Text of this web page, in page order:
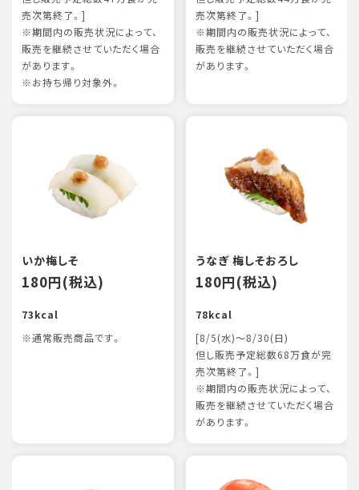
売次第終了。]
※期間内の販売状況によって、
販売を継続させていただく場合
があります。
※お持ち帰り対象外。
売次第終了。]
※期間内の販売状況によって、
販売を継続させていただく場合
があります。
いか梅しそ
180円(税込)
73kcal
※通常販売商品です。
うなぎ 梅しそおろし
180円(税込)
78kcal
[8/5(水)～8/30(日)
但し販売予定総数68万食が完
売次第終了。]
※期間内の販売状況によって、
販売を継続させていただく場合
があります。